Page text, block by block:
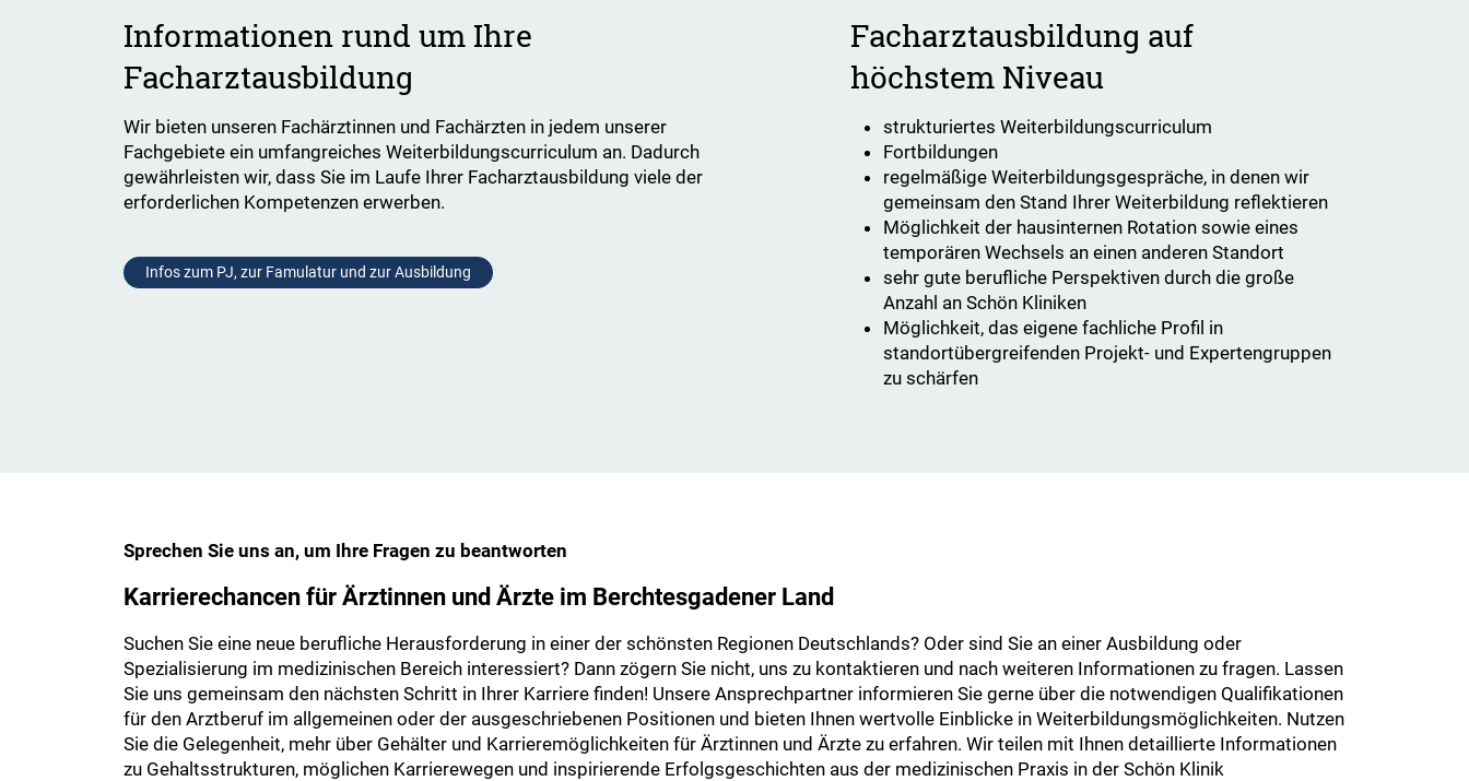
Informationen rund um Ihre
Facharztausbildung
Wir bieten unseren Fachärztinnen und Fachärzten in jedem unserer
Fachgebiete ein umfangreiches Weiterbildungscurriculum an. Dadurch
gewährleisten wir, dass Sie im Laufe Ihrer Facharztausbildung viele der
erforderlichen Kompetenzen erwerben.
Infos zum PJ, zur Famulatur und zur Ausbildung
Facharztausbildung auf
höchstem Niveau
strukturiertes Weiterbildungscurriculum
Fortbildungen
regelmäßige Weiterbildungsgespräche, in denen wir
gemeinsam den Stand Ihrer Weiterbildung reflektieren
Möglichkeit der hausinternen Rotation sowie eines
temporären Wechsels an einen anderen Standort
sehr gute berufliche Perspektiven durch die große
Anzahl an Schön Kliniken
Möglichkeit, das eigene fachliche Profil in
standortübergreifenden Projekt- und Expertengruppen
zu schärfen
Sprechen Sie uns an, um Ihre Fragen zu beantworten
Karrierechancen für Ärztinnen und Ärzte im Berchtesgadener Land
Suchen Sie eine neue berufliche Herausforderung in einer der schönsten Regionen Deutschlands? Oder sind Sie an einer Ausbildung oder
Spezialisierung im medizinischen Bereich interessiert? Dann zögern Sie nicht, uns zu kontaktieren und nach weiteren Informationen zu fragen. Lassen
Sie uns gemeinsam den nächsten Schritt in Ihrer Karriere finden! Unsere Ansprechpartner informieren Sie gerne über die notwendigen Qualifikationen
für den Arztberuf im allgemeinen oder der ausgeschriebenen Positionen und bieten Ihnen wertvolle Einblicke in Weiterbildungsmöglichkeiten. Nutzen
Sie die Gelegenheit, mehr über Gehälter und Karrieremöglichkeiten für Ärztinnen und Ärzte zu erfahren. Wir teilen mit Ihnen detaillierte Informationen
zu Gehaltsstrukturen, möglichen Karrierewegen und inspirierende Erfolgsgeschichten aus der medizinischen Praxis in der Schön Klinik